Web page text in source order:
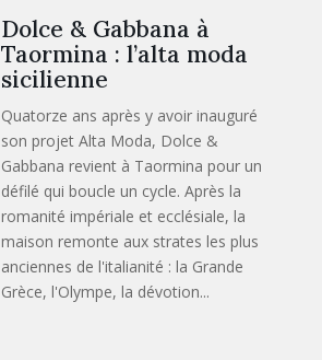
Dolce & Gabbana à
Taormina : l’alta moda
sicilienne
Quatorze ans après y avoir inauguré
son projet Alta Moda, Dolce &
Gabbana revient à Taormina pour un
défilé qui boucle un cycle. Après la
romanité impériale et ecclésiale, la
maison remonte aux strates les plus
anciennes de l'italianité : la Grande
Grèce, l'Olympe, la dévotion...